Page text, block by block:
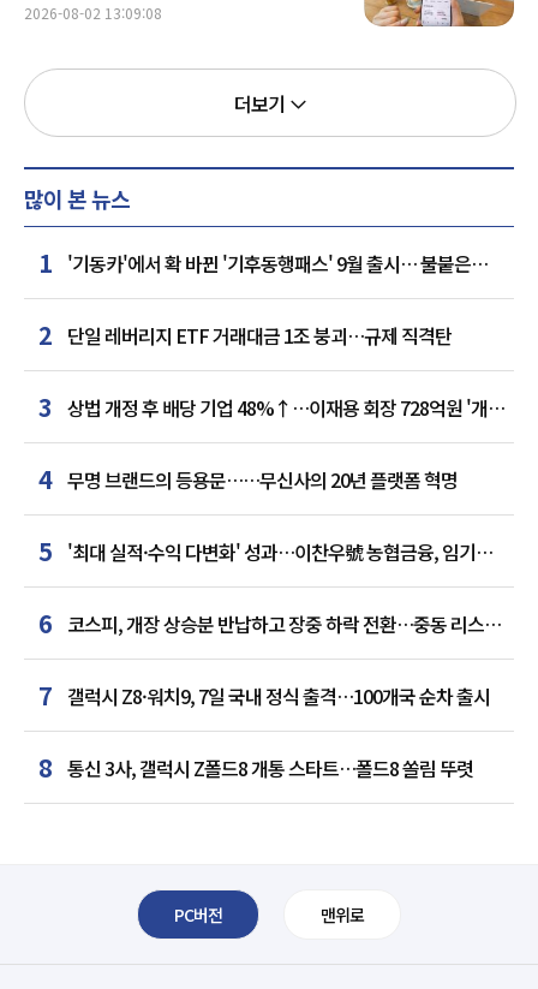
2026-08-02 13:09:08
더보기
많이 본 뉴스
1 '기동카'에서 확 바뀐 '기후동행패스' 9월 출시… 불붙은
카드사 경쟁
2 단일 레버리지 ETF 거래대금 1조 붕괴…규제 직격탄
3
상법 개정 후 배당 기업 48%↑…이재용 회장 728억원 '개인
최다'
4 무명 브랜드의 등용문……무신사의 20년 플랫폼 혁명
5 '최대 실적·수익 다변화' 성과…이찬우號 농협금융, 임기
말년 성장 박차
6 코스피, 개장 상승분 반납하고 장중 하락 전환…중동 리스크·
美 경계감
7 갤럭시 Z8·워치9, 7일 국내 정식 출격…100개국 순차 출시
8 통신 3사, 갤럭시 Z폴드8 개통 스타트…폴드8 쏠림 뚜렷
PC버전 맨위로